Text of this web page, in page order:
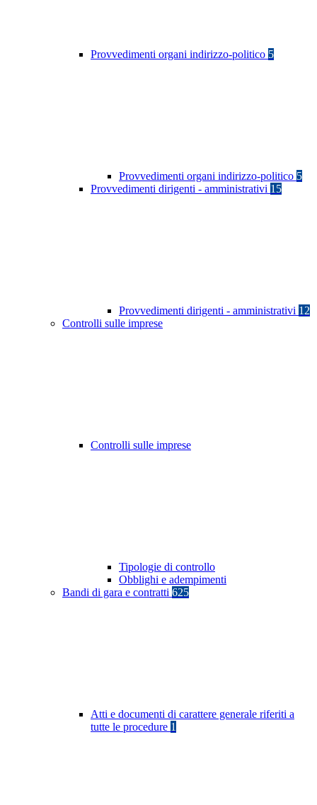
Provvedimenti organi indirizzo-politico 5
Provvedimenti organi indirizzo-politico 5
Provvedimenti dirigenti - amministrativi 15
Provvedimenti dirigenti - amministrativi 12
Controlli sulle imprese
Controlli sulle imprese
Tipologie di controllo
Obblighi e adempimenti
Bandi di gara e contratti 625
Atti e documenti di carattere generale riferiti a
tutte le procedure 1